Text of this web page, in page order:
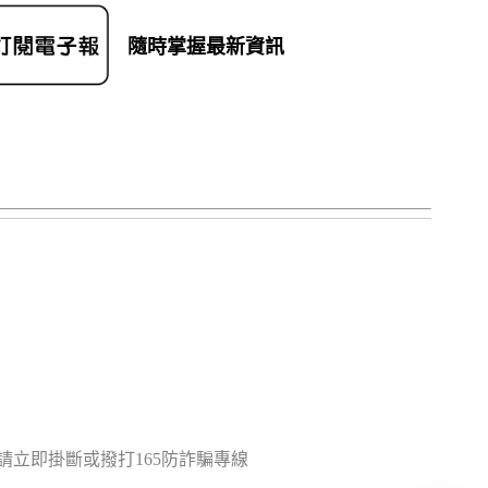
隨時掌握最新資訊
立即掛斷或撥打165防詐騙專線